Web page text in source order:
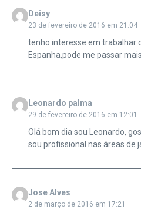
Deisy
23 de fevereiro de 2016 em 21:04
tenho interesse em trabalhar
Espanha,pode me passar
Leonardo palma
29 de fevereiro de 2016 em 12:01
Olá bom dia sou Leonardo,
sou profissional nas áreas de
Jose Alves
2 de março de 2016 em 17:21